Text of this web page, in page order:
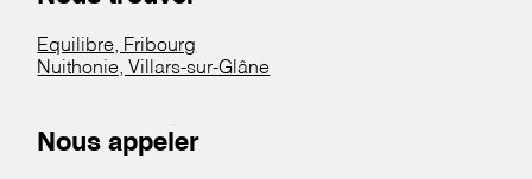
Equilibre, Fribourg
Nuithonie, Villars-sur-Glâne
Nous appeler